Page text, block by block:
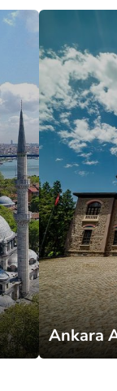
Ankara